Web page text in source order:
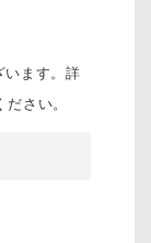
います。詳
さい。